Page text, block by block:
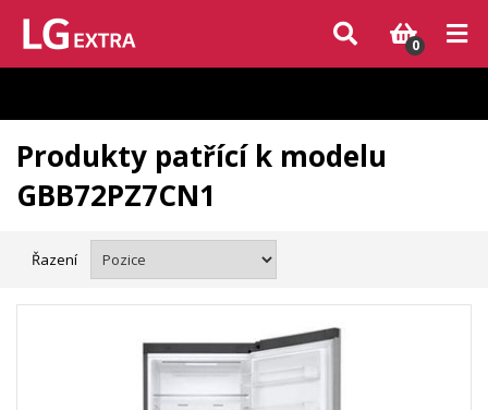
Vzhledem k aktuální situaci se může dodání dílů, které nejsou skladem,
zpozdit. Děkujeme za pochopení.
0
Produkty patřící k modelu
GBB72PZ7CN1
Řazení